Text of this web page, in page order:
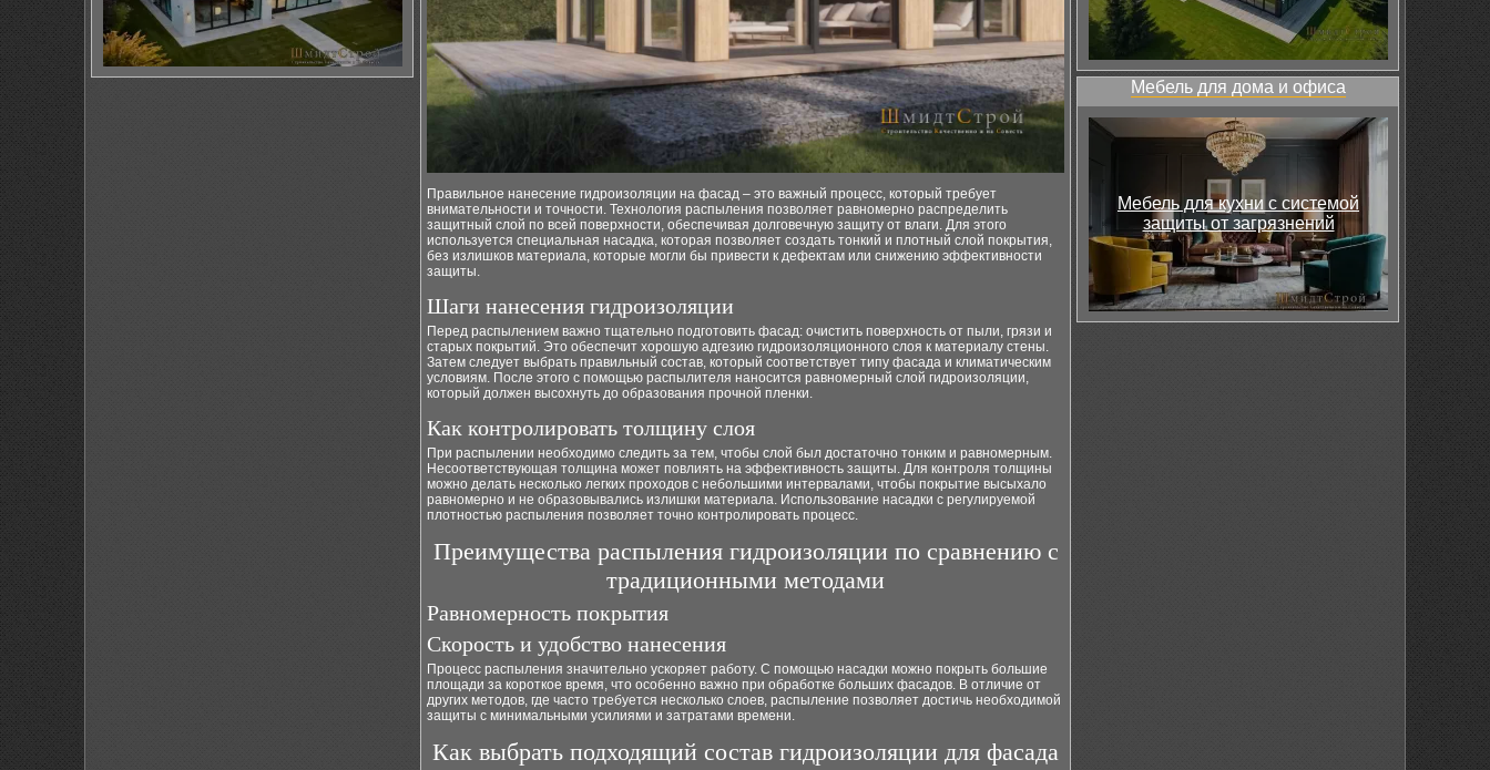
Правильное нанесение гидроизоляции на фасад – это важный процесс, который требует
внимательности и точности. Технология распыления позволяет равномерно распределить
защитный слой по всей поверхности, обеспечивая долговечную защиту от влаги. Для этого
используется специальная насадка, которая позволяет создать тонкий и плотный слой покрытия,
без излишков материала, которые могли бы привести к дефектам или снижению эффективности
защиты.
Шаги нанесения гидроизоляции
Перед распылением важно тщательно подготовить фасад: очистить поверхность от пыли, грязи и
старых покрытий. Это обеспечит хорошую адгезию гидроизоляционного слоя к материалу стены.
Затем следует выбрать правильный состав, который соответствует типу фасада и климатическим
условиям. После этого с помощью распылителя наносится равномерный слой гидроизоляции,
который должен высохнуть до образования прочной пленки.
Как контролировать толщину слоя
При распылении необходимо следить за тем, чтобы слой был достаточно тонким и равномерным.
Несоответствующая толщина может повлиять на эффективность защиты. Для контроля толщины
можно делать несколько легких проходов с небольшими интервалами, чтобы покрытие высыхало
равномерно и не образовывались излишки материала. Использование насадки с регулируемой
плотностью распыления позволяет точно контролировать процесс.
Преимущества распыления гидроизоляции по сравнению с
традиционными методами
Равномерность покрытия
Скорость и удобство нанесения
Процесс распыления значительно ускоряет работу. С помощью насадки можно покрыть большие
площади за короткое время, что особенно важно при обработке больших фасадов. В отличие от
других методов, где часто требуется несколько слоев, распыление позволяет достичь необходимой
защиты с минимальными усилиями и затратами времени.
Как выбрать подходящий состав гидроизоляции для фасада
Мебель для дома и офиса
Мебель для кухни с системой
защиты от загрязнений